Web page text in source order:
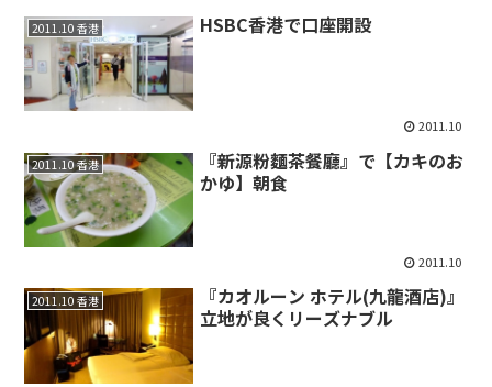
2011.10 香港 HSBC香港で口座開設
2011.10
2011.10 香港
『新源粉麵茶餐廳』で【カキのお
かゆ】朝食
2011.10
2011.10 香港
『カオルーン ホテル(九龍酒店)』
立地が良くリーズナブル